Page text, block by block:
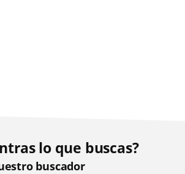
lo que buscas?
buscador